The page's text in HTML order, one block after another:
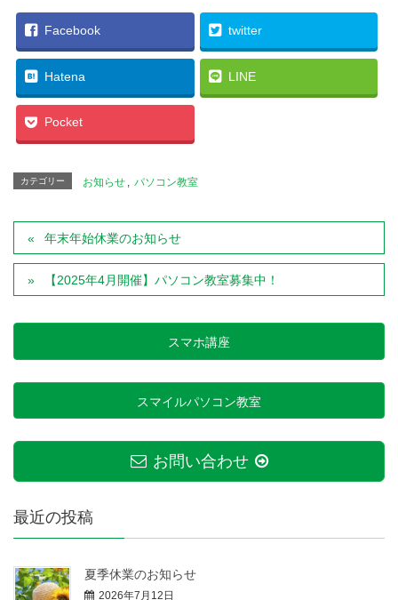
Facebook twitter
Hatena LINE
Pocket
カテゴリー お知らせ , パソコン教室
年末年始休業のお知らせ
【2025年4月開催】パソコン教室募集中！
スマホ講座
スマイルパソコン教室
お問い合わせ
最近の投稿
夏季休業のお知らせ
2026年7月12日